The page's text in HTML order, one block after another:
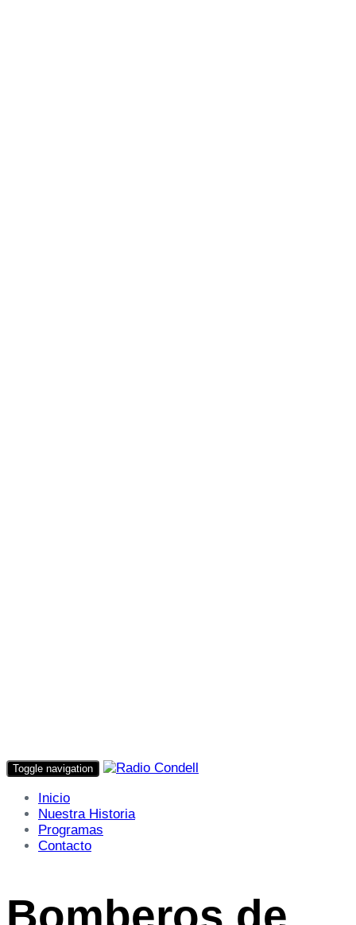
Toggle navigation
Inicio
Nuestra Historia
Programas
Contacto